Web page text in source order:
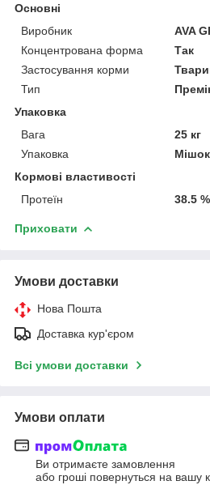
Основні
Виробник
AVA
Концентрована форма
Так
Застосування корми
Тип
Упаковка
Вага
25 кг
Упаковка
Мішок
Кормові властивості
Протеїн
38.5 %
Приховати
Умови доставки
Нова Пошта
Доставка кур'єром
Всі умови доставки
Умови оплати
Ви отримаєте замовлення
або гроші повернуться на вашу